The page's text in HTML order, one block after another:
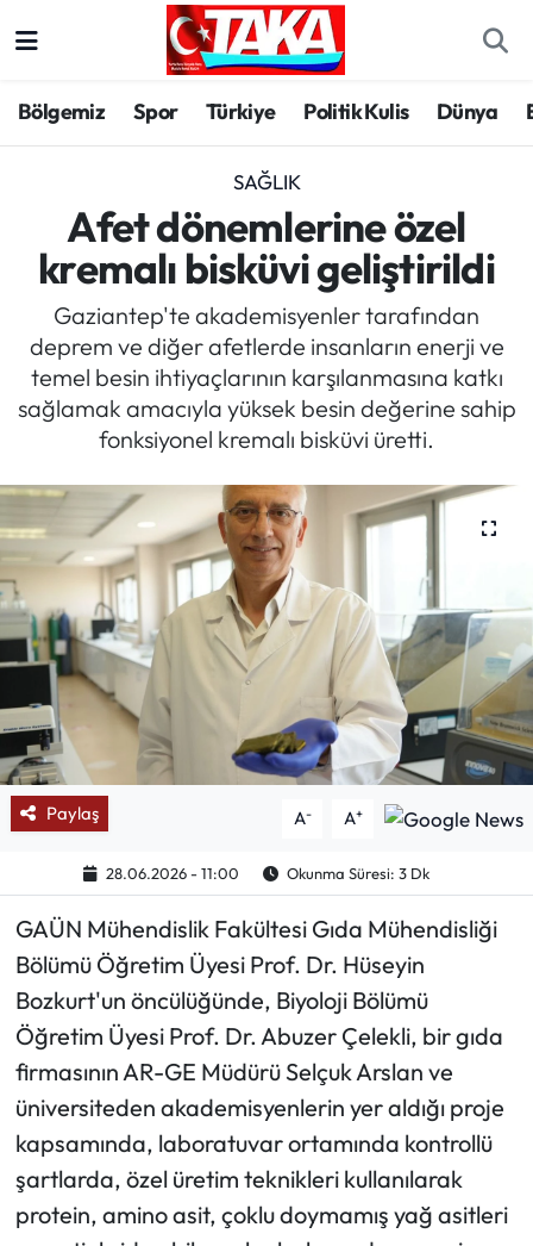
Bölgemiz Spor Türkiye Politik Kulis Dünya
SAĞLIK
Afet dönemlerine özel
kremalı bisküvi geliştirildi
Gaziantep'te akademisyenler tarafından
deprem ve diğer afetlerde insanların enerji ve
temel besin ihtiyaçlarının karşılanmasına katkı
sağlamak amacıyla yüksek besin değerine sahip
fonksiyonel kremalı bisküvi üretti.
Paylaş A- A+
28.06.2026 - 11:00 Okunma Süresi: 3 Dk
GAÜN Mühendislik Fakültesi Gıda Mühendisliği
Bölümü Öğretim Üyesi Prof. Dr. Hüseyin
Bozkurt'un öncülüğünde, Biyoloji Bölümü
Öğretim Üyesi Prof. Dr. Abuzer Çelekli, bir gıda
firmasının AR-GE Müdürü Selçuk Arslan ve
üniversiteden akademisyenlerin yer aldığı proje
kapsamında, laboratuvar ortamında kontrollü
şartlarda, özel üretim teknikleri kullanılarak
protein, amino asit, çoklu doymamış yağ asitleri
Spor
Türkiye
Kültür/Sanat
Politika
Politik Kulis
Dünya
Magazin
Mektup Galeri
Röportaj
Manşet
Köşe Yazıları
Karikatür Galeri
BIK
ASTROLOJİ
Spor Yazıları
Mektup Galeri
Ekonomi
Sağlık
Trabzon Hava Durumu
Trabzon Trafik Yoğunluk Haritası
Süper Lig Puan Durumu ve Fikstür
Tüm Manşetler
Son Dakika Haberleri
Haber Arşivi